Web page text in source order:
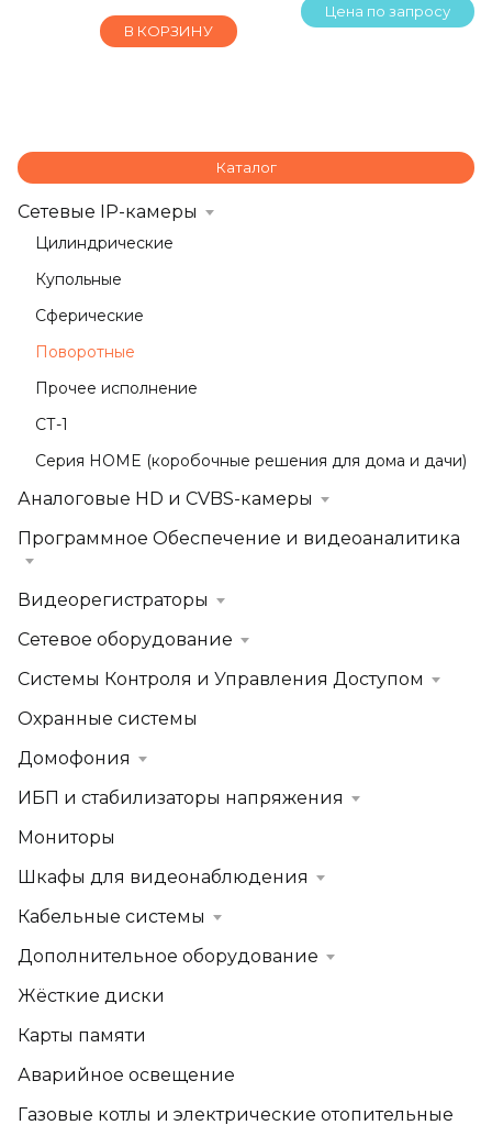
В КОРЗИНУ
Цена по запросу
Каталог
Сетевые IP-камеры
Цилиндрические
Купольные
Сферические
Поворотные
Прочее исполнение
СТ-1
Серия HOME (коробочные решения для дома и дачи)
Аналоговые HD и CVBS-камеры
Программное Обеспечение и видеоаналитика
Видеорегистраторы
Сетевое оборудование
Системы Контроля и Управления Доступом
Охранные системы
Домофония
ИБП и стабилизаторы напряжения
Мониторы
Шкафы для видеонаблюдения
Кабельные системы
Дополнительное оборудование
Жёсткие диски
Карты памяти
Аварийное освещение
Газовые котлы и электрические отопительные